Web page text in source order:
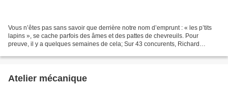
Vous n’êtes pas sans savoir que derrière notre nom d’emprunt : « les p’tits
lapins », se cache parfois des âmes et des pattes de chevreuils. Pour
preuve, il y a quelques semaines de cela; Sur 43 concurents, Richard
Atelier mécanique